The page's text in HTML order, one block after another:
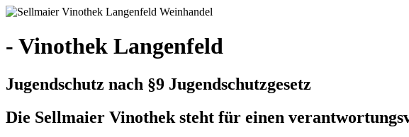
- Vinothek Langenfeld
Jugendschutz nach §9 Jugendschutzgesetz
Die Sellmaier Vinothek steht für einen